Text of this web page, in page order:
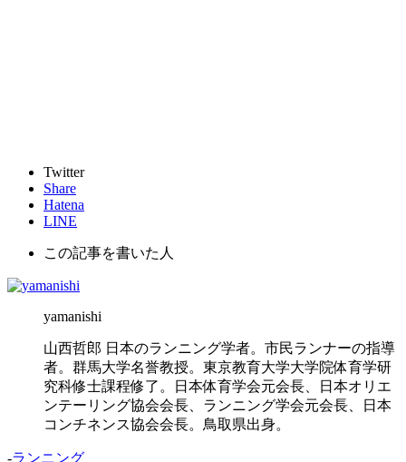
Twitter
Share
Hatena
LINE
この記事を書いた人
yamanishi
山西哲郎 日本のランニング学者。市民ランナーの指導
者。群馬大学名誉教授。東京教育大学大学院体育学研
究科修士課程修了。日本体育学会元会長、日本オリエ
ンテーリング協会会長、ランニング学会元会長、日本
コンチネンス協会会長。鳥取県出身。
-ランニング